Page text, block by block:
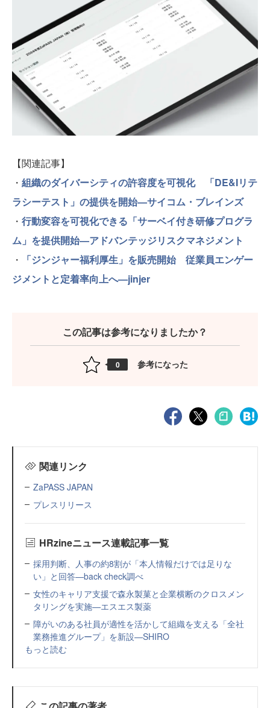
【関連記事】
・ 組織のダイバーシティの許容度を可視化 「DE&Iリテ
ラシーテスト」の提供を開始—サイコム・ブレインズ
・ 行動変容を可視化できる「サーベイ付き研修プログラ
ム」を提供開始—アドバンテッジリスクマネジメント
・
「ジンジャー福利厚生」を販売開始 従業員エンゲー
ジメントと定着率向上へ—jinjer
この記事は参考になりましたか？
0 参考になった
関連リンク
ZaPASS JAPAN
プレスリリース
HRzineニュース連載記事一覧
採用判断、人事の約8割が「本人情報だけでは足りな
い」と回答—back check調べ
女性のキャリア支援で森永製菓と企業横断のクロスメン
タリングを実施—エスエス製薬
障がいのある社員が適性を活かして組織を支える「全社
業務推進グループ」を新設—SHIRO
もっと読む